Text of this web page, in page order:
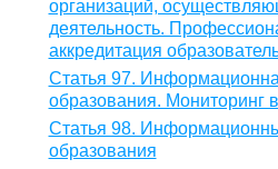
организаций,
деятельность.
аккредитация
Статья 97.
образования. Мониторинг
Статья 98.
образования